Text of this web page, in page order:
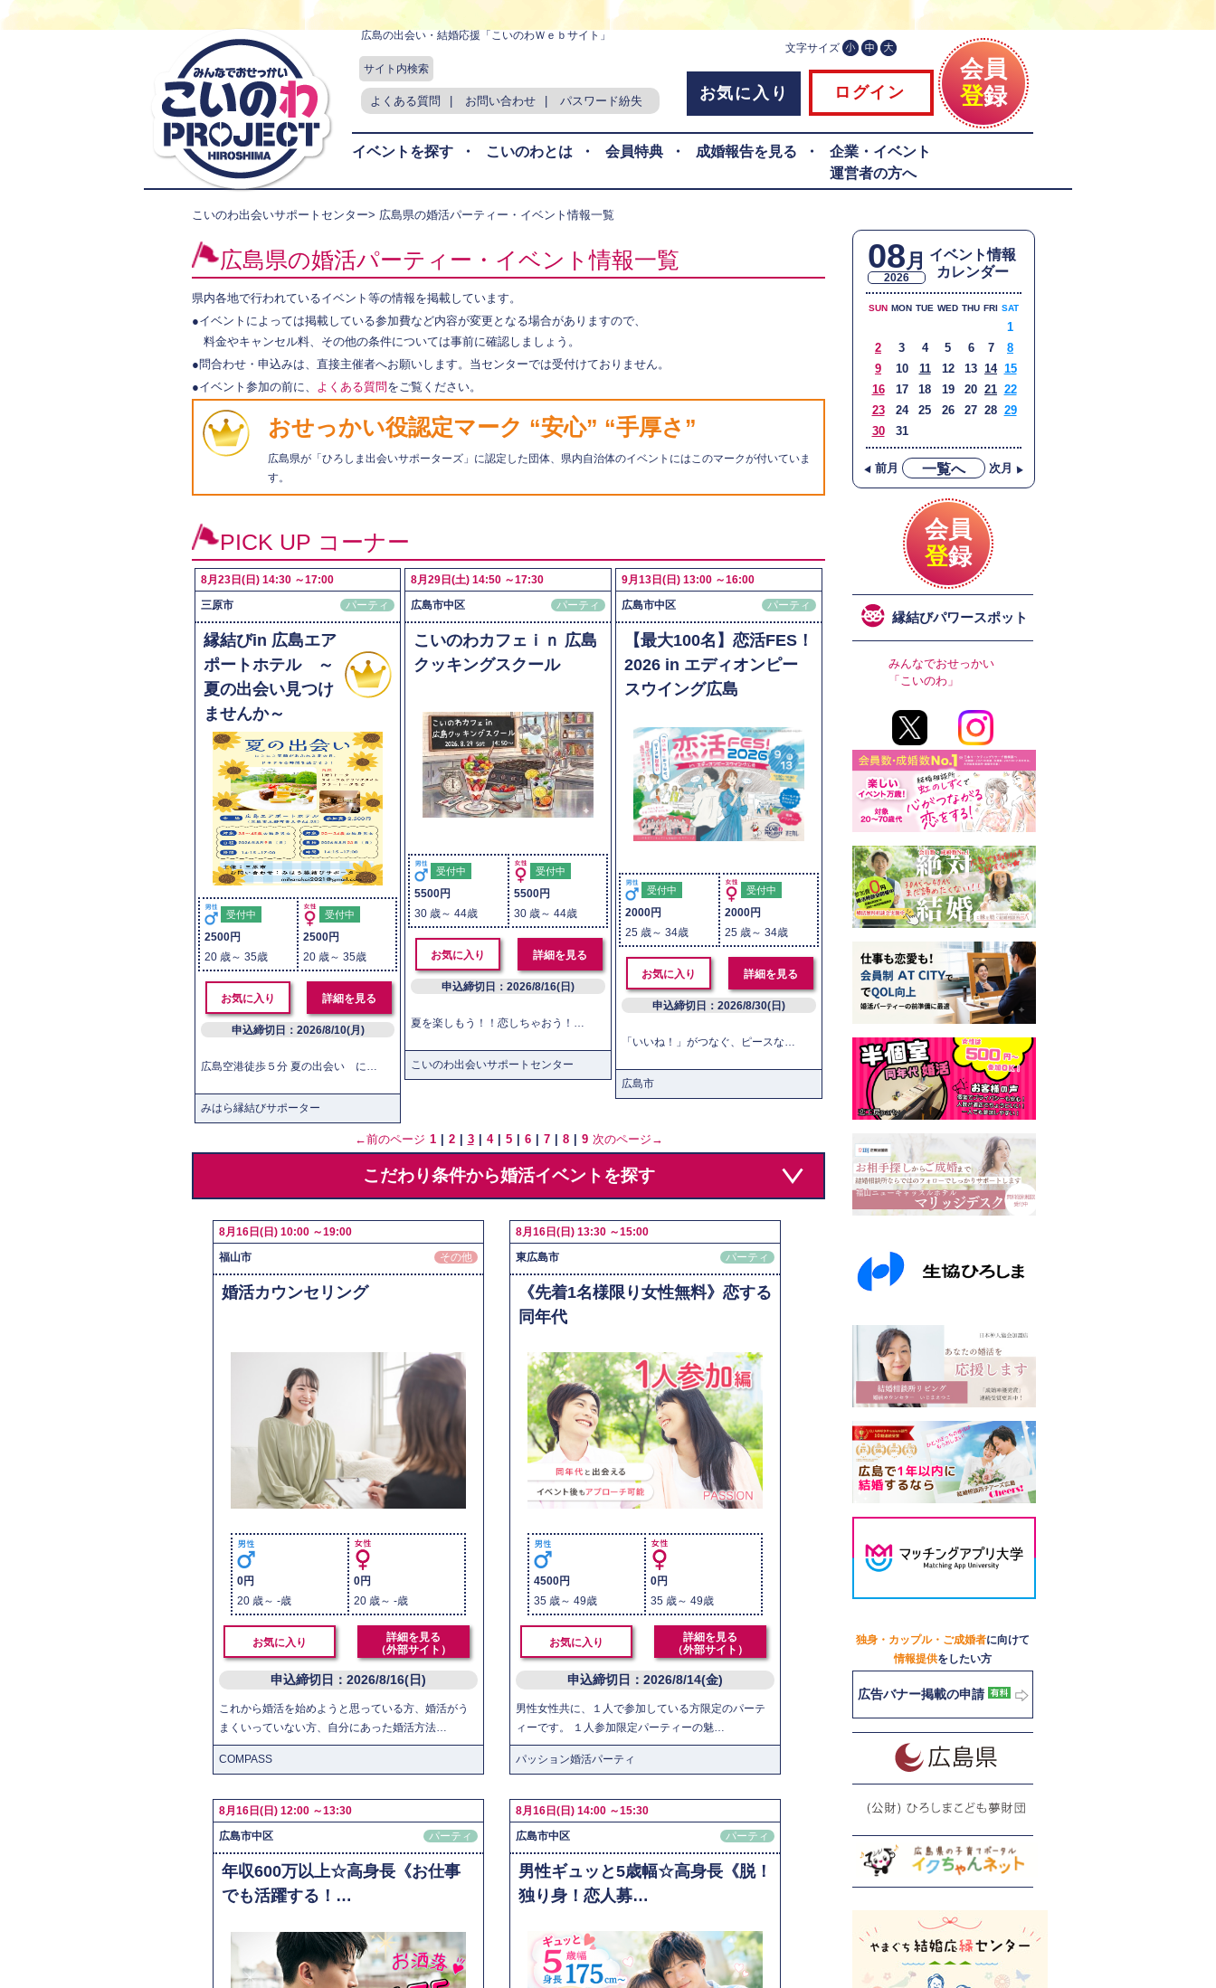
広島の出会い・結婚応援「こいのわＷｅｂサイト」
サイト内検索
文字サイズ
よくある質問 お問い合わせ パスワード紛失 お気に入り ログイン
会員
登録
イベントを探す ・ こいのわとは ・ 会員特典 ・ 成婚報告を見る ・
企業・イベント
運営者の方へ
こいのわ出会いサポートセンター> 広島県の婚活パーティー・イベント情報一覧
広島県の婚活パーティー・イベント情報一覧
県内各地で行われているイベント等の情報を掲載しています。
●イベントによっては掲載している参加費など内容が変更となる場合がありますので、
料金やキャンセル料、その他の条件については事前に確認しましょう。
●問合わせ・申込みは、直接主催者へお願いします。当センターでは受付けておりません。
●イベント参加の前に、 よくある質問をご覧ください。
おせっかい役認定マーク “安心” “手厚さ”
広島県が「ひろしま出会いサポーターズ」に認定した団体、県内自治体のイベントにはこのマークが付いていま
す。
PICK UP コーナー
8月23日(日) 14:30 ～17:00
三原市
パーティ
縁結びin 広島エア
ポートホテル ～
夏の出会い見つけ
ませんか～
受付中
2500円
20 歳～ 35歳
受付中
2500円
20 歳～ 35歳
お気に入り 詳細を見る
申込締切日：2026/8/10(月)
広島空港徒歩５分 夏の出会い にこにこ笑顔があふれる夏の日、ドキドキの時間を過ごそう おすすめポイント ☞１対１でしっかりトーク ☞オールデイダイニングアチェロ特製スイーツ＆ドリンク ☞同世代だから話題も共通で話しやすい！ 丁寧なサポートで成婚実績あり ＜イベント内容（予定）＞ 受付開始：14：15 開会：14：30 終了予定：17：00 ・1対1トーク ・スイーツ＆ドリンクタイム ・フリートークなど ・マッチング
みはら縁結びサポーター
8月29日(土) 14:50 ～17:30
広島市中区
パーティ
こいのわカフェｉｎ 広島
クッキングスクール
受付中
5500円
30 歳～ 44歳
受付中
5500円
30 歳～ 44歳
お気に入り 詳細を見る
申込締切日：2026/8/16(日)
夏を楽しもう！！恋しちゃおう！！！ ひんやり爽やか♪ 『フルーツヨーグルトパフェ』と『フルーツスカッシュ』に挑戦！ 未来の結婚生活をイメージしながら、共家事体験をしてみませんか？ 調理、そして「おいしい！」と言い合う瞬間、最後の片付けまで。 料理の一連の流れにスポットを当てたイベントで素敵な出会いを♡ 一度のイベントで多くの人と出会えるチャンス！ グループでの調理作業で全員とお話しできます。 作業を通してなので自然と会話ができ緊張もほぐれます♪ 調理後は1対1トークの時間でお相手とのフィーリングを確認できます。 このイベントは所定の研修を受けたボランティアさんがレクチャーやお節介を担当します。 気持ちは一生懸命でも行き届かないところもあるかもしれません。 また、当日はちょっとしたご協力（椅子の移動等）をお願いする場合があります。 それを了承される方のみお申し込みくださいね。 ＜イベント内容（予定）＞ ・グループに分かれてお料理（作業行程毎にメンバーは移動します） メニュー：フルーツヨーグルトパフェ・フルーツスカッシュ ・出来上がったスイーツを食べながらトーク ・１対１トーク ・マッチング ・カップル発表 【注意事項】 ・イベントでは席の移動があります。 ・感染防止のため、施設管理者が決めた措置の遵守、指示に従ってください。 ・体調が良くない方、発熱などの症状がある方は、当日の参加をお控えください。 ・イベント内でマスメディアが入る可能性があります。 広報媒体へ写真を使用する可能性があります。 いずれも、個人が特定されないよう加工するなど配慮いたします。 ※本イベントは感染症の状況によって中止となる場合がございます。
こいのわ出会いサポートセンター
9月13日(日) 13:00 ～16:00
広島市中区
パーティ
【最大100名】恋活FES！
2026 in エディオンピー
スウイング広島
受付中
2000円
25 歳～ 34歳
受付中
2000円
25 歳～ 34歳
お気に入り 詳細を見る
申込締切日：2026/8/30(日)
「いいね！」がつなぐ、ピースな出会い 広島の新たなランドマーク「エディオンピースウイング広島」を舞台に、広島広域都市圏（※）に居住する25～34歳の独身男女100名が集まる大型交流イベントを開催します！ 今回のイベントでは、マッチングアプリ「オミカレLive」を利用します。 参加者のプロフィールを事前に確認したり、気になる相手に「いいね！」を送ったりしながら交流できるので、初対面同士でも自然に会話をスタートできます。 「誰に話しかけたらいいかわからない」 「婚活イベントは初めてで不安」そんな方も大歓迎！ 軽食やドリンクを楽しみながら、スタジアム内の特別な空間で素敵な出会いを見つけてみませんか？ ＜イベント内容（予定）＞ 受付（受付後は他の参加者のプロフィール情報をスマホから確認できます） ↓ アイスブレイク（恋活作戦会議） ↓ 自己紹介 ↓ 軽食・ドリンクを楽しみながらレクレーション （共通の趣味や話題で交流しましょう） ↓ 休憩 ↓ マッチングチャンス・フリータイム ↓ 最終マッチング・閉会式 このイベントは所定の研修を受けたボランティアさんがレクチャーやお節介を担当します。 気持ちは一生懸命でも行き届かないところもあるかもしれません。 ※ 構成市町： 広島県 広島市(連携中枢都市)、呉市、竹原市、三原市、三次市、庄原市、大竹市、東広島市、廿日市市、安芸高田市、江田島市、府中町、海田町、熊野町、坂町、安芸太田町、北広島町、大崎上島町、世羅町 山口県 岩国市、柳井市、周防大島町、和木町、上関町、田布施町、平生町 島根県 浜田市、出雲市、益田市、飯南町、川本町、美郷町、邑南町、吉賀町 【注意事項】 ・イベント内でマスメディアが入る可能性があります。 広報媒体へ写真を使用する可能性があります。 いずれも、個人が特定されないよう加工するなど配慮いたします。 ・感染予防対策に関する注意事項 ①発熱等体調が良くない方は当日の参加をお控えください。 ②手指消毒にご協力ください。 ③感染防止のため，施設管理者が決めた措置の遵守，指示に従ってください。
広島市
←前のページ 1 2 3 4 5 6 7 8 9 次のページ→
こだわり条件から婚活イベントを探す
8月16日(日) 10:00 ～19:00
福山市
その他
婚活カウンセリング
0円
20 歳～ -歳
0円
20 歳～ -歳
お気に入り
詳細を見る
（外部サイト）
申込締切日：2026/8/16(日)
これから婚活を始めようと思っている方、婚活がう
まくいっていない方、自分にあった婚活方法…
COMPASS
8月16日(日) 13:30 ～15:00
東広島市
パーティ
《先着1名様限り女性無料》恋する
同年代
4500円
35 歳～ 49歳
0円
35 歳～ 49歳
お気に入り
詳細を見る
（外部サイト）
申込締切日：2026/8/14(金)
男性女性共に、１人で参加している方限定のパーテ
ィーです。 １人参加限定パーティーの魅…
パッション婚活パーティ
8月16日(日) 12:00 ～13:30
広島市中区
パーティ
年収600万以上☆高身長《お仕事
でも活躍する！…
8月16日(日) 14:00 ～15:30
広島市中区
パーティ
男性ギュッと5歳幅☆高身長《脱！
独り身！恋人募…
08月
2026
イベント情報
カレンダー
SUN MON TUE WED THU FRI SAT
1
2
3 4 5 6 7
8
9
10 11 12 13 14 15
16
17 18 19 20 21 22
23
24 25 26 27 28 29
30
31
▲前月 一覧へ 次月▲
会員
登録
縁結びパワースポット
みんなでおせっかい
「こいのわ」
独身・カップル・ご成婚者に向けて
情報提供をしたい方
広告バナー掲載の申請